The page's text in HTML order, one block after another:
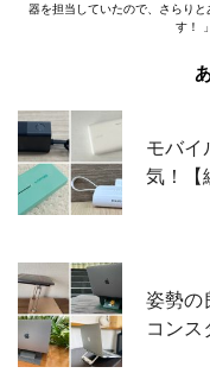
器を担当していたので、さらり
す！
モバイ
気！【
姿勢の
コンス